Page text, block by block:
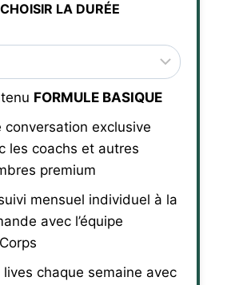
CHOISIR LA DURÉE
FORMULE BASIQUE
conversation exclusive
les coachs et autres
premium
mensuel individuel à la
avec l’équipe
lives chaque semaine avec